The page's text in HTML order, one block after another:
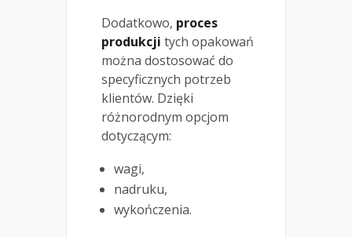
Dodatkowo, proces
produkcji tych opakowań
można dostosować do
specyficznych potrzeb
klientów. Dzięki
różnorodnym opcjom
dotyczącym:
wagi,
nadruku,
wykończenia.